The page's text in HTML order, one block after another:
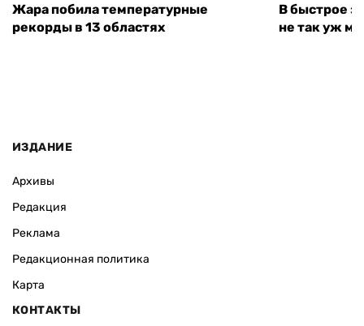
Жара побила температурные
рекорды в 13 областях
В быстрое
не так уж
ИЗДАНИЕ
Архивы
Редакция
Реклама
Редакционная политика
Карта
КОНТАКТЫ